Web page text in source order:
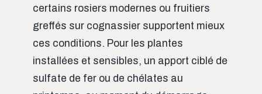
certains rosiers modernes ou fruitiers
greffés sur cognassier supportent mieux
ces conditions. Pour les plantes
installées et sensibles, un apport ciblé de
sulfate de fer ou de chélates au